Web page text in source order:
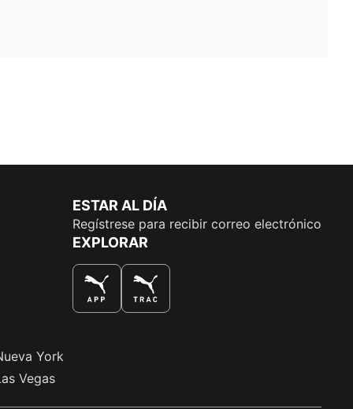
York
Vegas
ESTAR AL DÍA
Regístrese para recibir correo electrónico
EXPLORAR